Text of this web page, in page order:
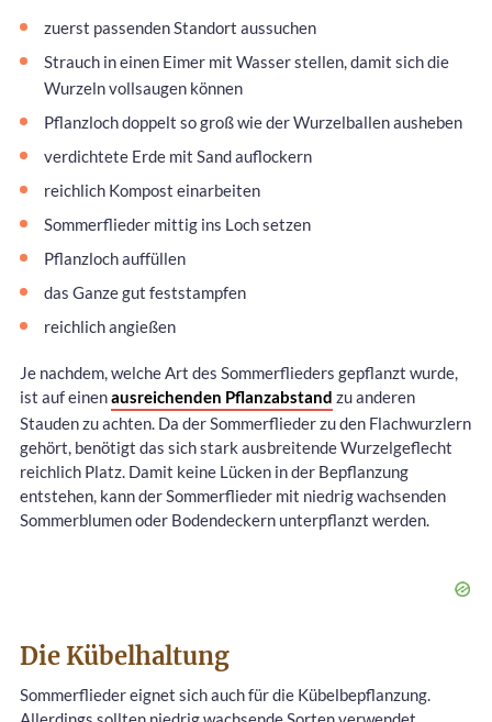
zuerst passenden Standort aussuchen
Strauch in einen Eimer mit Wasser stellen, damit sich die
Wurzeln vollsaugen können
Pflanzloch doppelt so groß wie der Wurzelballen ausheben
verdichtete Erde mit Sand auflockern
reichlich Kompost einarbeiten
Sommerflieder mittig ins Loch setzen
Pflanzloch auffüllen
das Ganze gut feststampfen
reichlich angießen
Je nachdem, welche Art des Sommerflieders gepflanzt wurde,
ist auf einenausreichenden Pflanzabstand zu anderen
Stauden zu achten. Da der Sommerflieder zu den Flachwurzlern
gehört, benötigt das sich stark ausbreitende Wurzelgeflecht
reichlich Platz. Damit keine Lücken in der Bepflanzung
entstehen, kann der Sommerflieder mit niedrig wachsenden
Sommerblumen oder Bodendeckern unterpflanzt werden.
Die Kübelhaltung
Sommerflieder eignet sich auch für die Kübelbepflanzung.